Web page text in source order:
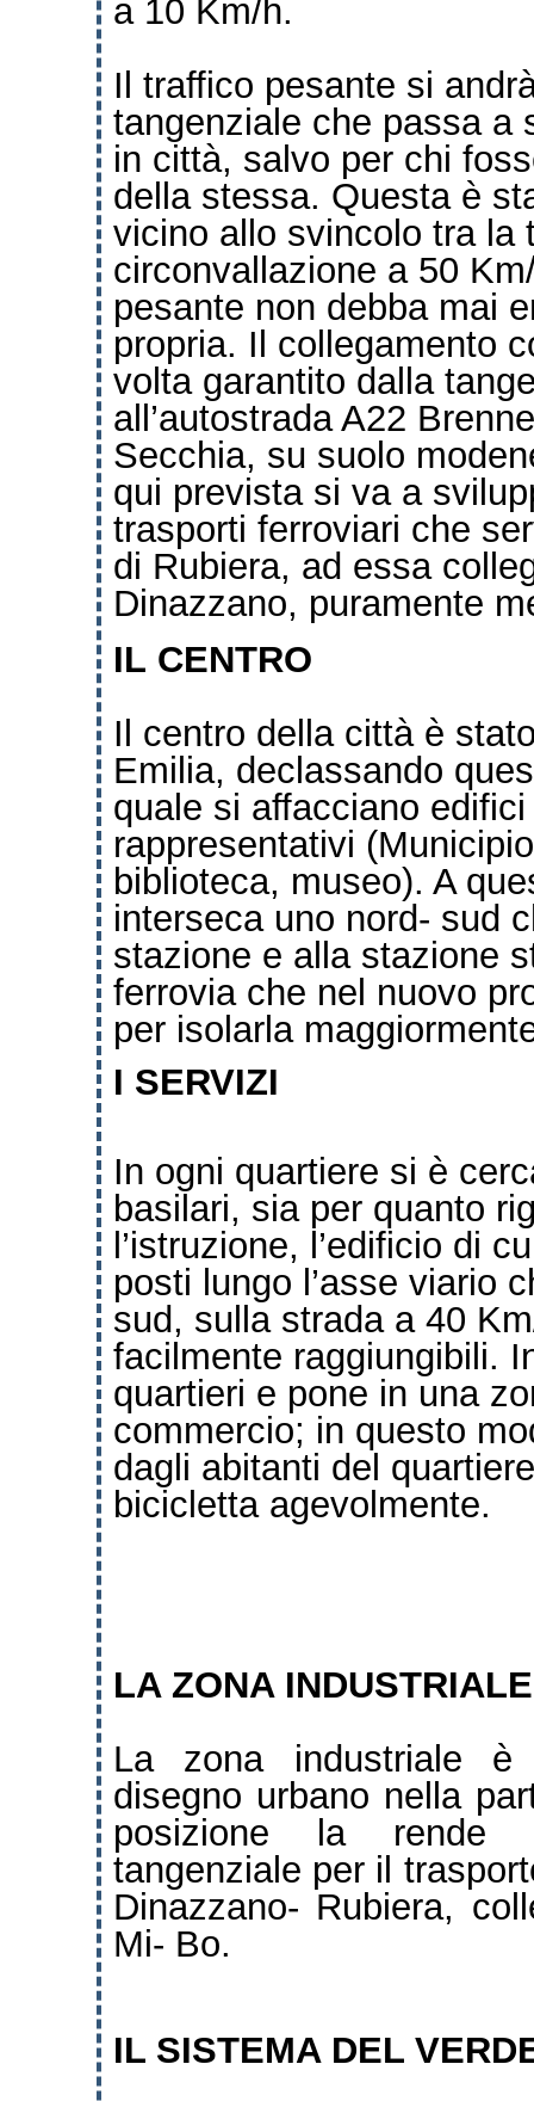
a 10 Km/h.
Il traffico pesante si
tangenziale che passa a
in città, salvo per chi
della stessa. Questa è
vicino allo svincolo tra la
circonvallazione a 50
pesante non debba mai
propria. Il collegamento
volta garantito dalla
all’autostrada A22
Secchia, su suolo
qui prevista si va a
trasporti ferroviari che
di Rubiera, ad essa
Dinazzano, puramente
IL CENTRO
Il centro della città è
Emilia, declassando
quale si affacciano
rappresentativi
biblioteca, museo). A
interseca uno nord- sud
stazione e alla stazione
ferrovia che nel nuovo
per isolarla
I SERVIZI
In ogni quartiere si è
basilari, sia per quanto
l’istruzione, l’edificio di
posti lungo l’asse viario
sud, sulla strada a 40
facilmente raggiungibili.
quartieri e pone in una
commercio; in questo
dagli abitanti del
bicicletta agevolmente.
LAZONA INDUSTRIALE
La zona industriale è
disegno urbano nella
posizione la rende
tangenziale per il
Dinazzano- Rubiera,
Mi- Bo.
IL SISTEMA DEL